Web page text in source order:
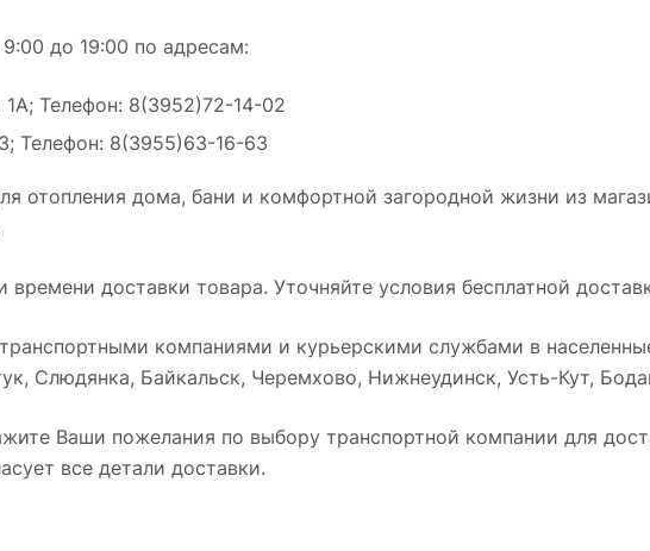
до 19:00 по адресам:
Телефон: 8(3952)72-14-02
Телефон: 8(3955)63-16-63
отопления дома, бани и комфортной загородной жизни из
доставки товара. Уточняйте условия бесплатной
компаниями и курьерскими службами в
Слюдянка, Байкальск, Черемхово, Нижнеудинск, Усть-Кут,
Ваши пожелания по выбору транспортной компании для
все детали доставки.